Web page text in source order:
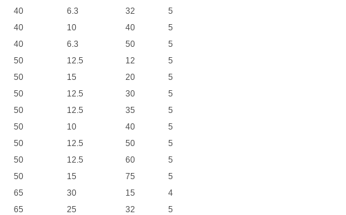
40 6.3 32
5
40 10 40
5
40 6.3 50
5
50 12.5 12
5
50 15 20
5
50 12.5 30
5
50 12.5 35
5
50 10 40
5
50 12.5 50
5
50 12.5 60
5
50 15 75
5
65 30 15
4
65 25 32
5